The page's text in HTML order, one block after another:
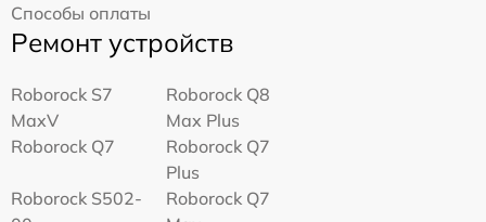
Способы оплаты
Ремонт устройств
Roborock S7
MaxV
Roborock Q8
Max Plus
Roborock Q7
Roborock Q7
Plus
Roborock S502-
Roborock Q7